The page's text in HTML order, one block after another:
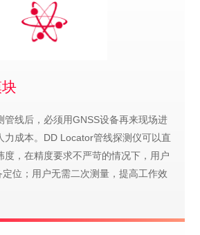
管线后，必须用GNSS设备再来现场进
力成本。DD Locator管线探测仪可以直
度，在精度要求不严苛的情况下，用户
位；用户无需二次测量，提高工作效